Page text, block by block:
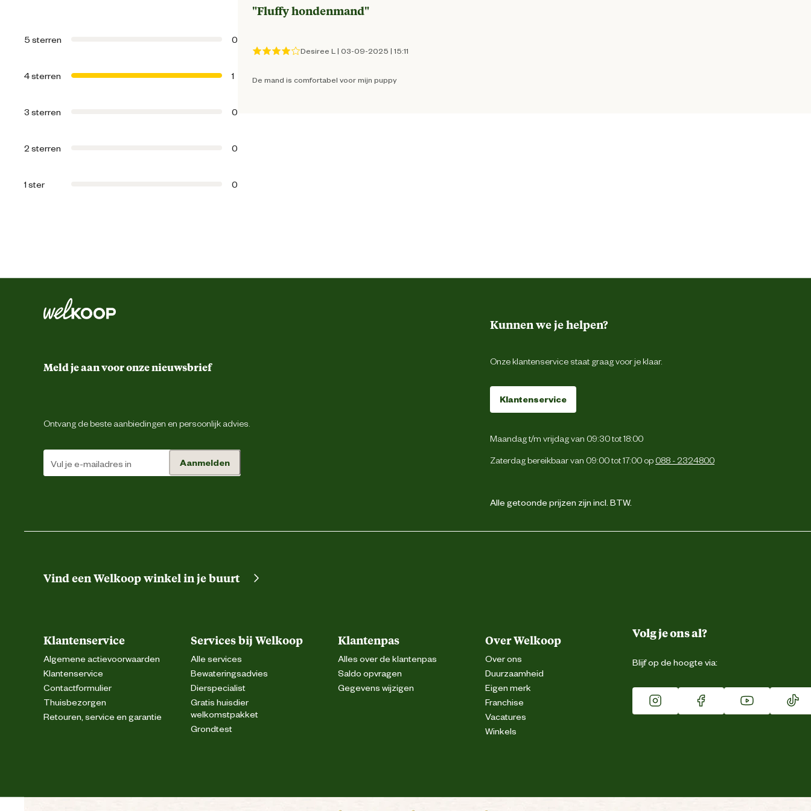
8712695188278
Advies & Onderhoud
Verantwoordelijke marktdeelnemer (EU)
Verantwoordelijke marktdeelnemer mailadres
5 sterren 0
4 sterren 1
3 sterren 0
2 sterren 0
1 ster 0
"Fluffy hondenmand"
Desiree L | 03-09-2025 | 15:11
De mand is comfortabel voor mijn puppy
Meld je aan voor onze nieuwsbrief
Ontvang de beste aanbiedingen en persoonlijk advies.
Aanmelden
Kunnen we je helpen?
Onze klantenservice staat graag voor je klaar.
Klantenservice
Maandag t/m vrijdag van 09:30 tot 18:00
Zaterdag bereikbaar van 09:00 tot 17:00 op 088 - 2324800
Alle getoonde prijzen zijn incl. BTW.
Vind een Welkoop winkel in je buurt
Klantenservice
Algemene actievoorwaarden
Klantenservice
Contactformulier
Thuisbezorgen
Retouren, service en garantie
Services bij Welkoop
Alle services
Bewateringsadvies
Dierspecialist
Gratis huisdier
welkomstpakket
Grondtest
Klantenpas
Alles over de klantenpas
Saldo opvragen
Gegevens wijzigen
Over Welkoop
Over ons
Duurzaamheid
Eigen merk
Franchise
Vacatures
Winkels
Volg je ons al?
Blijf op de hoogte via: